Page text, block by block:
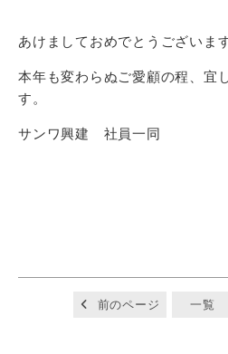
あけましておめでとうございます
本年も変わらぬご愛顧の程、宜
す。
サンワ興建 社員一同
前のページ 一覧